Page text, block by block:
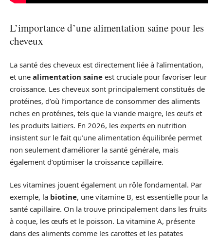
L’importance d’une alimentation saine pour les
cheveux
La santé des cheveux est directement liée à l’alimentation,
et une alimentation saine est cruciale pour favoriser leur
croissance. Les cheveux sont principalement constitués de
protéines, d’où l’importance de consommer des aliments
riches en protéines, tels que la viande maigre, les œufs et
les produits laitiers. En 2026, les experts en nutrition
insistent sur le fait qu’une alimentation équilibrée permet
non seulement d’améliorer la santé générale, mais
également d’optimiser la croissance capillaire.
Les vitamines jouent également un rôle fondamental. Par
exemple, la biotine, une vitamine B, est essentielle pour la
santé capillaire. On la trouve principalement dans les fruits
à coque, les œufs et le poisson. La vitamine A, présente
dans des aliments comme les carottes et les patates